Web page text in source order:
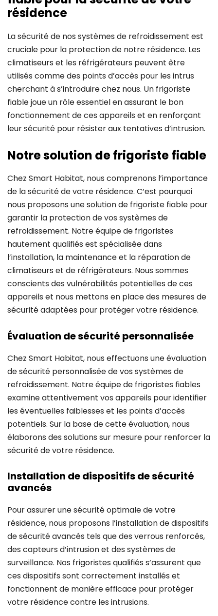
résidence
La sécurité de nos systèmes de refroidissement est
cruciale pour la protection de notre résidence. Les
climatiseurs et les réfrigérateurs peuvent être
utilisés comme des points d’accès pour les intrus
cherchant à s’introduire chez nous. Un frigoriste
fiable joue un rôle essentiel en assurant le bon
fonctionnement de ces appareils et en renforçant
leur sécurité pour résister aux tentatives d’intrusion.
Notre solution de frigoriste fiable
Chez Smart Habitat, nous comprenons l’importance
de la sécurité de votre résidence. C’est pourquoi
nous proposons une solution de frigoriste fiable pour
garantir la protection de vos systèmes de
refroidissement. Notre équipe de frigoristes
hautement qualifiés est spécialisée dans
l’installation, la maintenance et la réparation de
climatiseurs et de réfrigérateurs. Nous sommes
conscients des vulnérabilités potentielles de ces
appareils et nous mettons en place des mesures de
sécurité adaptées pour protéger votre résidence.
Évaluation de sécurité personnalisée
Chez Smart Habitat, nous effectuons une évaluation
de sécurité personnalisée de vos systèmes de
refroidissement. Notre équipe de frigoristes fiables
examine attentivement vos appareils pour identifier
les éventuelles faiblesses et les points d’accès
potentiels. Sur la base de cette évaluation, nous
élaborons des solutions sur mesure pour renforcer la
sécurité de votre résidence.
Installation de dispositifs de sécurité
avancés
Pour assurer une sécurité optimale de votre
résidence, nous proposons l’installation de dispositifs
de sécurité avancés tels que des verrous renforcés,
des capteurs d’intrusion et des systèmes de
surveillance. Nos frigoristes qualifiés s’assurent que
ces dispositifs sont correctement installés et
fonctionnent de manière efficace pour protéger
votre résidence contre les intrusions.